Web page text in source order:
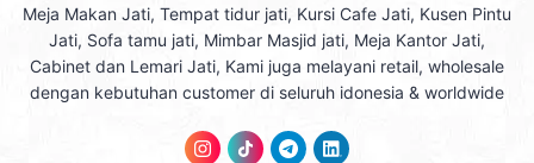
Meja Makan Jati, Tempat tidur jati, Kursi Cafe Jati, Kusen Pintu
Jati, Sofa tamu jati, Mimbar Masjid jati, Meja Kantor Jati,
Cabinet dan Lemari Jati, Kami juga melayani retail, wholesale
dengan kebutuhan customer di seluruh idonesia & worldwide